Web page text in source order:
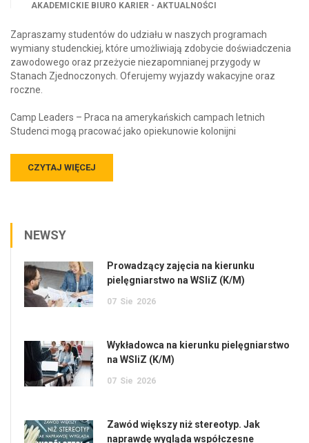
AKADEMICKIE BIURO KARIER - AKTUALNOŚCI
Zapraszamy studentów do udziału w naszych programach
wymiany studenckiej, które umożliwiają zdobycie doświadczenia
zawodowego oraz przeżycie niezapomnianej przygody w
Stanach Zjednoczonych. Oferujemy wyjazdy wakacyjne oraz
roczne.
Camp Leaders – Praca na amerykańskich campach letnich
Studenci mogą pracować jako opiekunowie kolonijni
CZYTAJ WIĘCEJ
NEWSY
Prowadzący zajęcia na kierunku
pielęgniarstwo na WSIiZ (K/M)
07 Sie 2026
Wykładowca na kierunku pielęgniarstwo
na WSIiZ (K/M)
07 Sie 2026
Zawód większy niż stereotyp. Jak
naprawdę wygląda współczesne